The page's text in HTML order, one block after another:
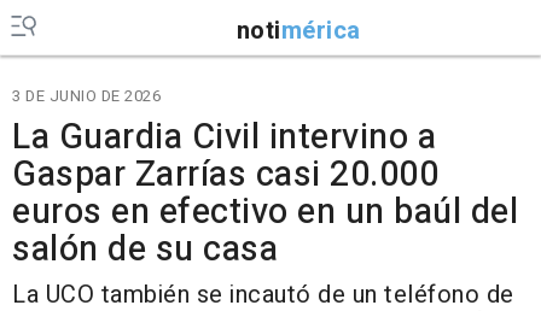
notimérica
3 DE JUNIO DE 2026
La Guardia Civil intervino a
Gaspar Zarrías casi 20.000
euros en efectivo en un baúl del
salón de su casa
La UCO también se incautó de un teléfono de